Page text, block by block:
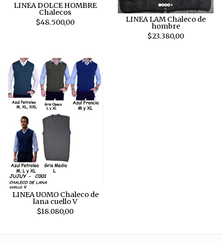
LINEA DOLCE HOMBRE
Chalecos
$48.500,00
LINEA LAM Chaleco de
hombre
$23.380,00
LINEA UOMO Chaleco de
lana cuello V
$18.080,00